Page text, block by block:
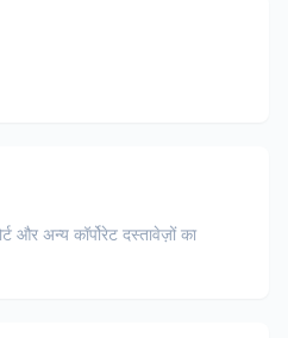
और अन्य कॉर्पोरेट दस्तावेज़ों का